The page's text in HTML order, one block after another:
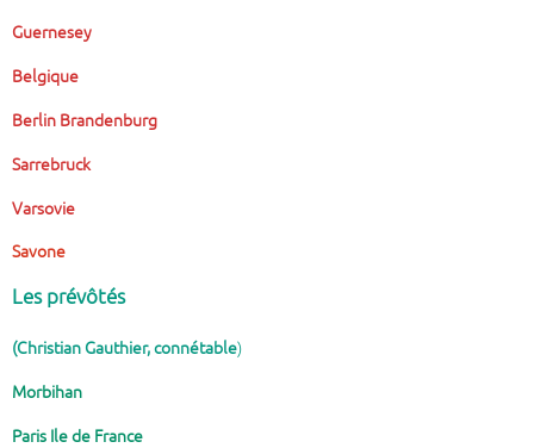
Guernesey
Belgique
Berlin Brandenburg
Sarrebruck
Varsovie
Savone
Les prévôtés
(Christian Gauthier,connétable)
Morbihan
Paris Ile de France